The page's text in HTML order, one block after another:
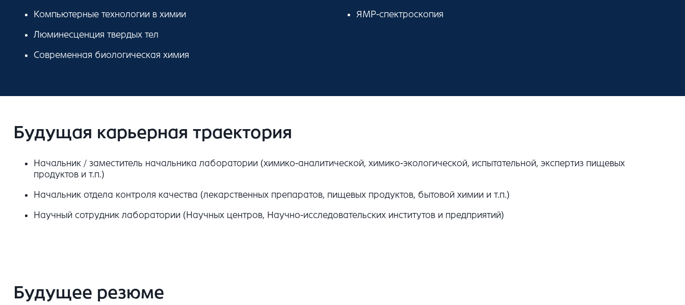
Компьютерные технологии в химии
Люминесценция твердых тел
Современная биологическая химия
ЯМР-спектроскопия
Будущая карьерная траектория
Начальник / заместитель начальника лаборатории (химико-аналитической, химико-экологической, испытательной, экспертиз пищевых
продуктов и т.п.)
Начальник отдела контроля качества (лекарственных препаратов, пищевых продуктов, бытовой химии и т.п.)
Научный сотрудник лаборатории (Научных центров, Научно-исследовательских институтов и предприятий)
Будущее резюме